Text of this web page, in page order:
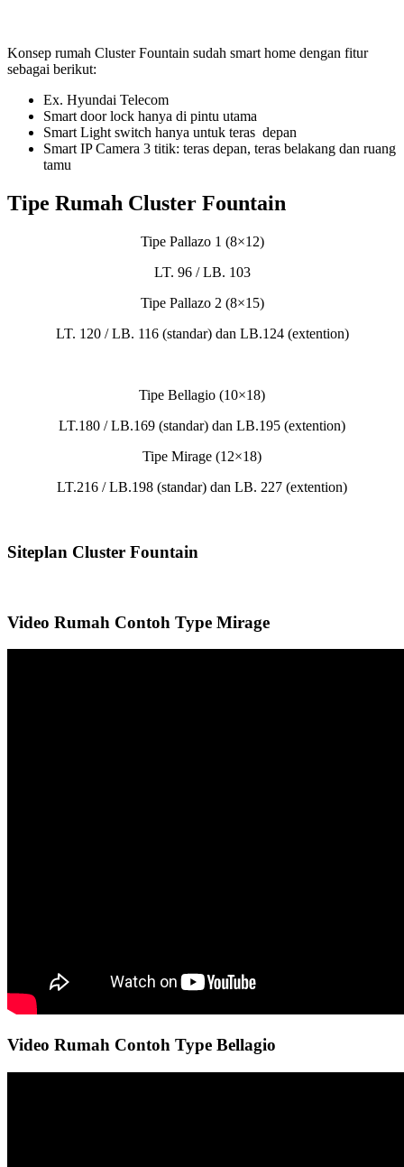
Konsep rumah Cluster Fountain sudah smart home dengan fitur
sebagai berikut:
Ex. Hyundai Telecom
Smart door lock hanya di pintu utama
Smart Light switch hanya untuk teras depan
Smart IP Camera 3 titik: teras depan, teras belakang dan ruang
tamu
Tipe Rumah Cluster Fountain
Tipe Pallazo 1 (8×12)
LT. 96 / LB. 103
Tipe Pallazo 2 (8×15)
LT. 120 / LB. 116 (standar) dan LB.124 (extention)
Tipe Bellagio (10×18)
LT.180 / LB.169 (standar) dan LB.195 (extention)
Tipe Mirage (12×18)
LT.216 / LB.198 (standar) dan LB. 227 (extention)
Siteplan Cluster Fountain
Video Rumah Contoh Type Mirage
Video Rumah Contoh Type Bellagio